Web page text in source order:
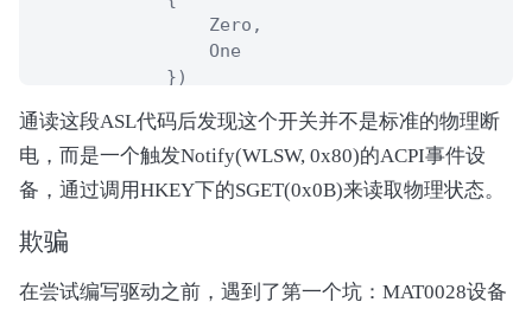
                Zero,
                One
            })
            Name (WNSW, One)
Method (_STA, 0, NotSerialized)
            {
                Local0 = Zero
                If (CondRefOf (\_OSI, Local6))
                {
                    If (_OSI ("Windows 2012"))
                    {
通读这段ASL代码后发现这个开关并不是标准的物理断
电，而是一个触发Notify(WLSW, 0x80)的ACPI事件设
备，通过调用HKEY下的SGET(0x0B)来读取物理状态。
欺骗
在尝试编写驱动之前，遇到了第一个坑：MAT0028设备